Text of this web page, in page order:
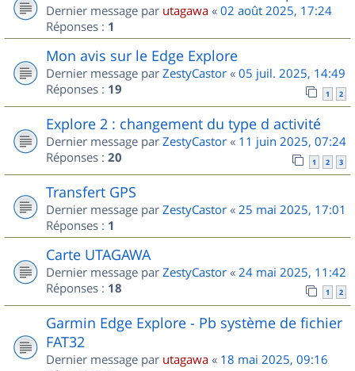
Dernier message par utagawa « 02 août 2025, 17:24
Réponses : 1
Mon avis sur le Edge Explore
Dernier message par ZestyCastor « 05 juil. 2025, 14:49
Réponses : 19 1 2
Explore 2 : changement du type d activité
Dernier message par ZestyCastor « 11 juin 2025, 07:24
Réponses : 20 1 2 3
Transfert GPS
Dernier message par ZestyCastor « 25 mai 2025, 17:01
Réponses : 1
Carte UTAGAWA
Dernier message par ZestyCastor « 24 mai 2025, 11:42
Réponses : 18 1 2
Garmin Edge Explore - Pb système de fichier
FAT32
Dernier message par utagawa « 18 mai 2025, 09:16